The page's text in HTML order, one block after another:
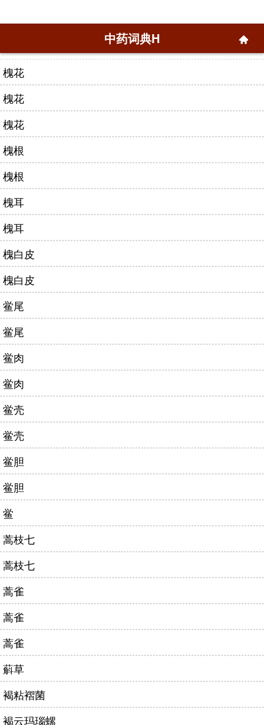
中药词典H
槐花
槐花
槐花
槐根
槐根
槐耳
槐耳
槐白皮
槐白皮
鲎尾
鲎尾
鲎肉
鲎肉
鲎壳
鲎壳
鲎胆
鲎胆
鲎
蒿枝七
蒿枝七
蒿雀
蒿雀
蒿雀
蔛草
褐粘褶菌
褐云玛瑙螺